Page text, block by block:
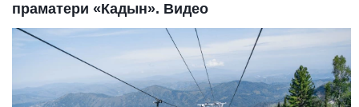
праматери «Кадын». Видео